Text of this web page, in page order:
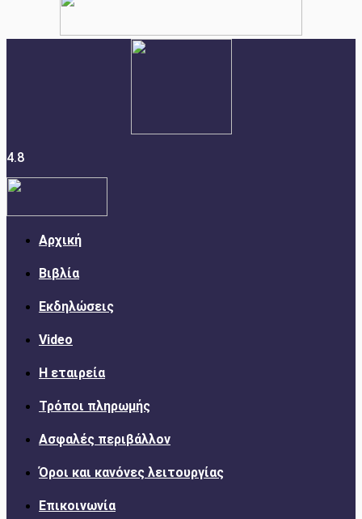
4.8
Αρχική
Βιβλία
Εκδηλώσεις
Video
Η εταιρεία
Τρόποι πληρωμής
Ασφαλές περιβάλλον
Όροι και κανόνες λειτουργίας
Επικοινωνία